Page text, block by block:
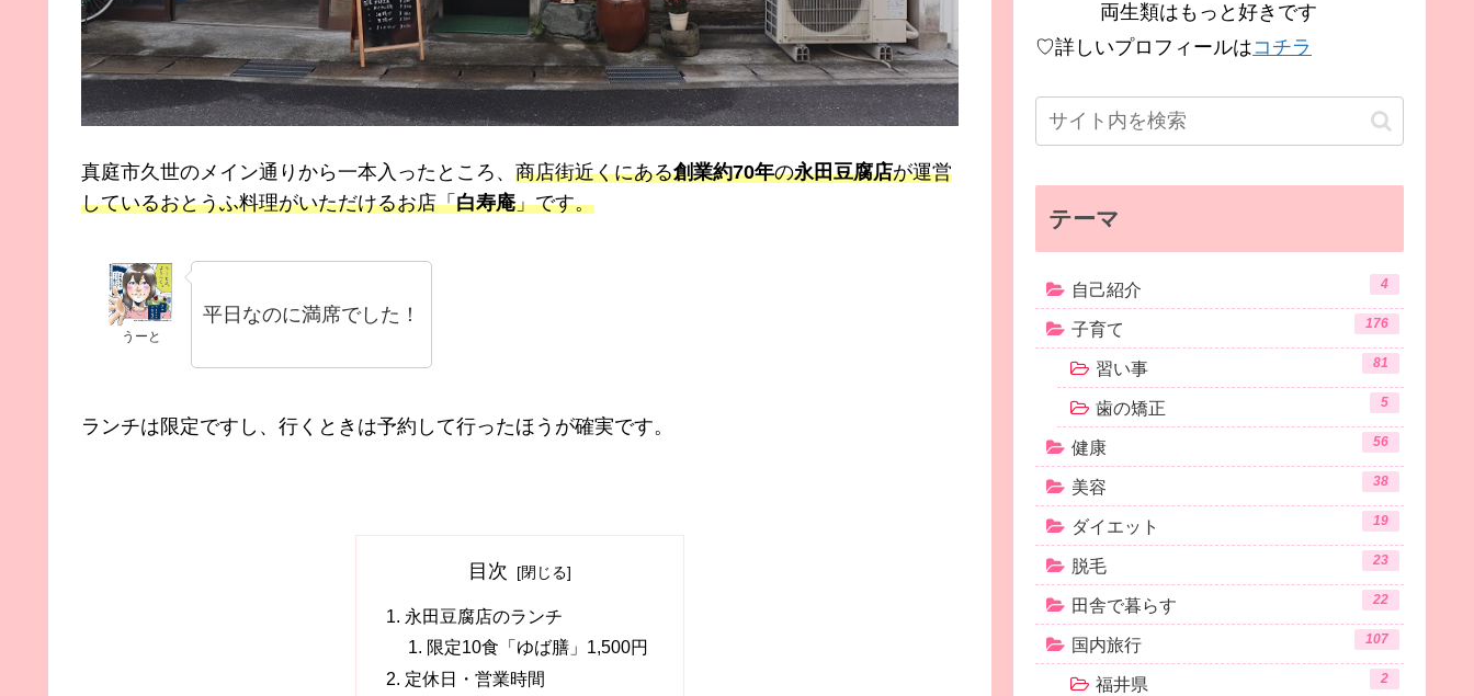
真庭市久世のメイン通りから一本入ったところ、 商店街近くにある創業約70年の永田豆腐店が運営
しているおとうふ料理がいただけるお店「白寿庵」です。
うーと
平日なのに満席でした！
ランチは限定ですし、行くときは予約して行ったほうが確実です。
目次
永田豆腐店のランチ
限定10食「ゆば膳」1,500円
定休日・営業時間
両生類はもっと好きです
♡詳しいプロフィールはコチラ
テーマ
自己紹介 4
子育て 176
習い事 81
歯の矯正 5
健康 56
美容 38
ダイエット 19
脱毛 23
田舎で暮らす 22
国内旅行 107
福井県 2